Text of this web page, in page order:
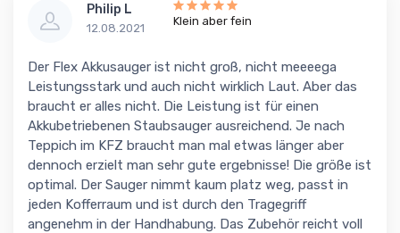
Philip L
12.08.2021
Klein aber fein
Der Flex Akkusauger ist nicht groß, nicht meeeega
Leistungsstark und auch nicht wirklich Laut. Aber das
braucht er alles nicht. Die Leistung ist für einen
Akkubetriebenen Staubsauger ausreichend. Je nach
Teppich im KFZ braucht man mal etwas länger aber
dennoch erzielt man sehr gute ergebnisse! Die größe ist
optimal. Der Sauger nimmt kaum platz weg, passt in
jeden Kofferraum und ist durch den Tragegriff
angenehm in der Handhabung. Das Zubehör reicht voll